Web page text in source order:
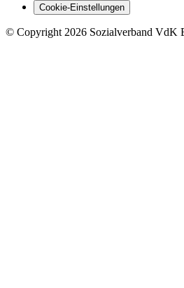
Cookie-Einstellungen
© Copyright 2026 Sozialverband VdK